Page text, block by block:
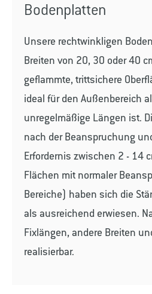
Bodenplatten
Unsere rechtwinkligen
Breiten von 20, 30 oder 40
geflammte, trittsichere
ideal für den Außenbereich
unregelmäßige Längen ist.
nach der Beanspruchung
Erfordernis zwischen 2 - 14
Flächen mit normaler
Bereiche) haben sich die
als ausreichend erwiesen.
Fixlängen, andere Breiten
realisierbar.